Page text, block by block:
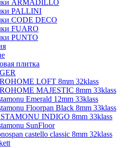
ARMADILLO
PALLINI
CODE DECO
FUARO
PUNTO
плитка
LOFT 8mm 32klass
MAJESTIC 8mm 33klass
Emerald 12mm 33klass
Floorpan Black 8mm 33klass
INDIGO 8mm 33klass
SunFloor
castello classic 8mm 32klass